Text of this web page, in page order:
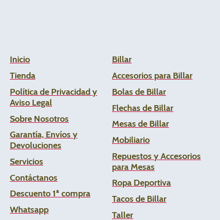
Inicio
Tienda
Política de Privacidad y
Aviso Legal
Sobre Nosotros
Garantía, Envíos y
Devoluciones
Servicios
Contáctanos
Descuento 1ª compra
Whatsapp
Billar
Accesorios para Billar
Bolas de Billar
Flechas de Billar
Mesas de Billar
Mobiliario
Repuestos y Accesorios
para Mesas
Ropa Deportiva
Tacos de Billar
Taller